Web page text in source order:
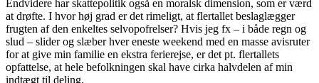
Endvidere har skattepolitik også en moralsk dimension, som er værd
at drøfte. I hvor høj grad er det rimeligt, at flertallet beslaglægger
frugten af den enkeltes selvopofrelser? Hvis jeg fx – i både regn og
slud – slider og slæber hver eneste weekend med en masse avisruter
for at give min familie en ekstra ferierejse, er det pt. flertallets
opfattelse, at hele befolkningen skal have cirka halvdelen af min
indtægt til deling.